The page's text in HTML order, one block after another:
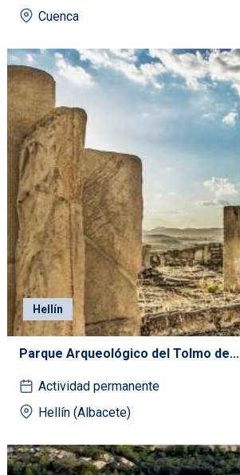
Cuenca
Hellín
Parque Arqueológico del Tolmo de...
Actividad permanente
Hellín (Albacete)